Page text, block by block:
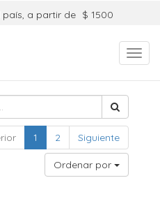
país, a partir de $ 1500
1 2 Siguiente
Ordenar por